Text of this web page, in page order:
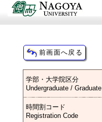
学部・大学院区分
Undergraduate / Graduate
時間割コード
Registration Code